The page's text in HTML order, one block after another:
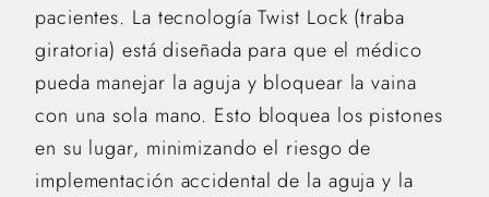
pacientes. La tecnología Twist Lock (traba
giratoria) está diseñada para que el médico
pueda manejar la aguja y bloquear la vaina
con una sola mano. Esto bloquea los pistones
en su lugar, minimizando el riesgo de
implementación accidental de la aguja y la